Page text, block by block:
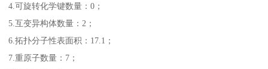
4.可旋转化学键数量：0；
5.互变异构体数量：2；
6.拓扑分子性表面积：17.1；
7.重原子数量：7；